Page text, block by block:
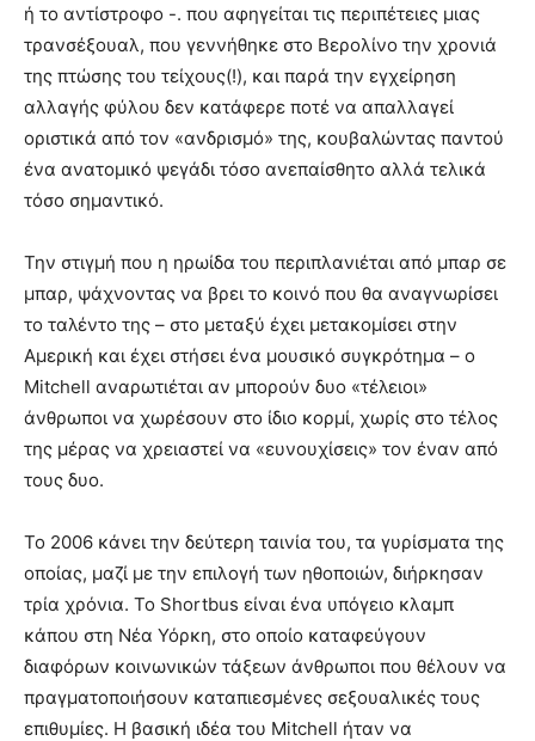
ή το αντίστροφο -. που αφηγείται τις περιπέτειες μιας
τρανσέξουαλ, που γεννήθηκε στο Βερολίνο την χρονιά
της πτώσης του τείχους(!), και παρά την εγχείρηση
αλλαγής φύλου δεν κατάφερε ποτέ να απαλλαγεί
οριστικά από τον «ανδρισμό» της, κουβαλώντας παντού
ένα ανατομικό ψεγάδι τόσο ανεπαίσθητο αλλά τελικά
τόσο σημαντικό.
Την στιγμή που η ηρωίδα του περιπλανιέται από μπαρ σε
μπαρ, ψάχνοντας να βρει το κοινό που θα αναγνωρίσει
το ταλέντο της – στο μεταξύ έχει μετακομίσει στην
Αμερική και έχει στήσει ένα μουσικό συγκρότημα – ο
Mitchell αναρωτιέται αν μπορούν δυο «τέλειοι»
άνθρωποι να χωρέσουν στο ίδιο κορμί, χωρίς στο τέλος
της μέρας να χρειαστεί να «ευνουχίσεις» τον έναν από
τους δυο.
Το 2006 κάνει την δεύτερη ταινία του, τα γυρίσματα της
οποίας, μαζί με την επιλογή των ηθοποιών, διήρκησαν
τρία χρόνια. Το Shortbus είναι ένα υπόγειο κλαμπ
κάπου στη Νέα Υόρκη, στο οποίο καταφεύγουν
διαφόρων κοινωνικών τάξεων άνθρωποι που θέλουν να
πραγματοποιήσουν καταπιεσμένες σεξουαλικές τους
επιθυμίες. Η βασική ιδέα του Mitchell ήταν να